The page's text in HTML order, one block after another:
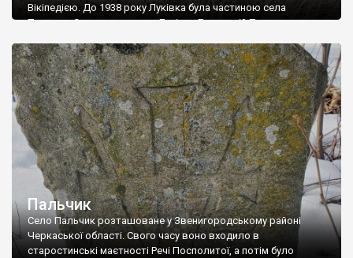
Вікіпедією. До 1938 року Луківка була частиною села
Пальчик. Ось як писав про Луківку Лаврентій Похилевич у
губернии”: Отдельная часть села Пальчика, лежащая на
низменности при самой реке, называется Луковкой (от слова
лука — луг). […]
Пальчик
Село Пальчик розташоване у Звенигородському районі
Черкаської області. Свого часу воно входило в
старостинські маєтності Речі Посполитої, а потім було